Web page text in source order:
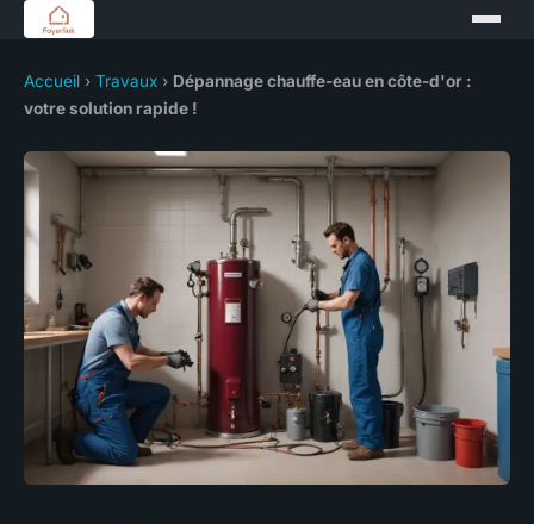
Accueil › Travaux › Dépannage chauffe-eau en côte-d'or :
votre solution rapide !